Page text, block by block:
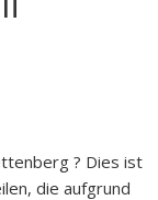
? Dies ist
die aufgrund